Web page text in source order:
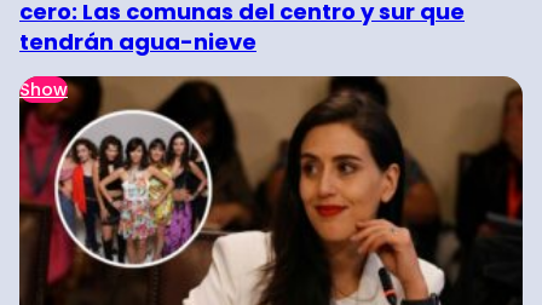
cero: Las comunas del centro y sur que
tendrán agua-nieve
Show